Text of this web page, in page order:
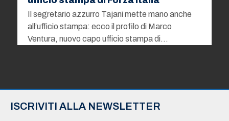
Il segretario azzurro Tajani mette mano anche
all’ufficio stampa: ecco il profilo di Marco
Ventura, nuovo capo ufficio stampa di…
ISCRIVITI ALLA NEWSLETTER